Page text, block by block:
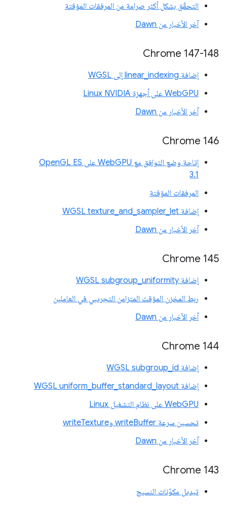
التحقّق بشكل أكثر صرامة من المرفقات المؤقتة
آخر الأخبار من Dawn
Chrome 147-148
إضافة linear_indexing إلى WGSL
WebGPU على أجهزة Linux NVIDIA
آخر الأخبار من Dawn
‫Chrome 146
إتاحة وضع التوافق مع WebGPU على OpenGL ES
3.1
المرفقات المؤقتة
إضافة WGSL texture_and_sampler_let
آخر الأخبار من Dawn
Chrome 145
إضافة WGSL subgroup_uniformity
ربط المخزن المؤقت المتزامن التجريبي في العاملين
آخر الأخبار من Dawn
‫Chrome 144
إضافة WGSL subgroup_id
إضافة WGSL uniform_buffer_standard_layout
WebGPU على نظام التشغيل Linux
تحسين سرعة writeBuffer وwriteTexture
آخر الأخبار من Dawn
Chrome 143
تبديل مكوّنات النسيج